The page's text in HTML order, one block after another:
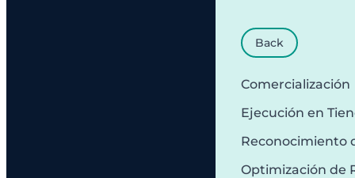
Back
Comercialización
Ejecución en
Reconocimiento
Optimización de